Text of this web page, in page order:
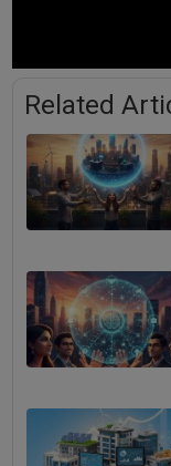
Tags:
Business Ideas
Photography
Photography
small business
प्रॉफिटेबल बिजनेस
Related